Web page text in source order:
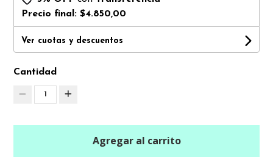
Precio final:$4.850,00
Ver cuotas y descuentos
Cantidad
1
Agregar al carrito